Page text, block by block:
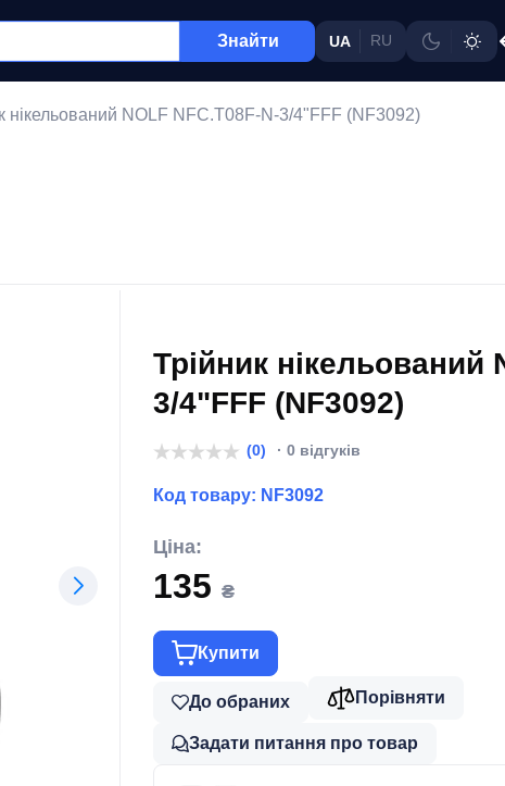
Знайти UA RU
нікельований NOLF NFC.T08F-N-3/4"FFF (NF3092)
Трійник нікельований
3/4"FFF (NF3092)
(0) · 0 відгуків
Код товару: NF3092
Ціна:
135 ₴
Купити
До обраних Порівняти
Задати питання про товар